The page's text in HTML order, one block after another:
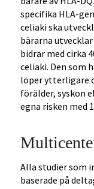
specifika HLA-
celiaki ska
bärarna
bidrar med cirka
celiaki. Den som
löper ytterligare
förälder, syskon
egna risken med
Alla studier som
baserade på